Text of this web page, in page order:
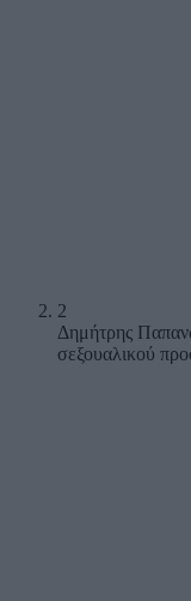
2
Δημήτρης
σεξουαλικού